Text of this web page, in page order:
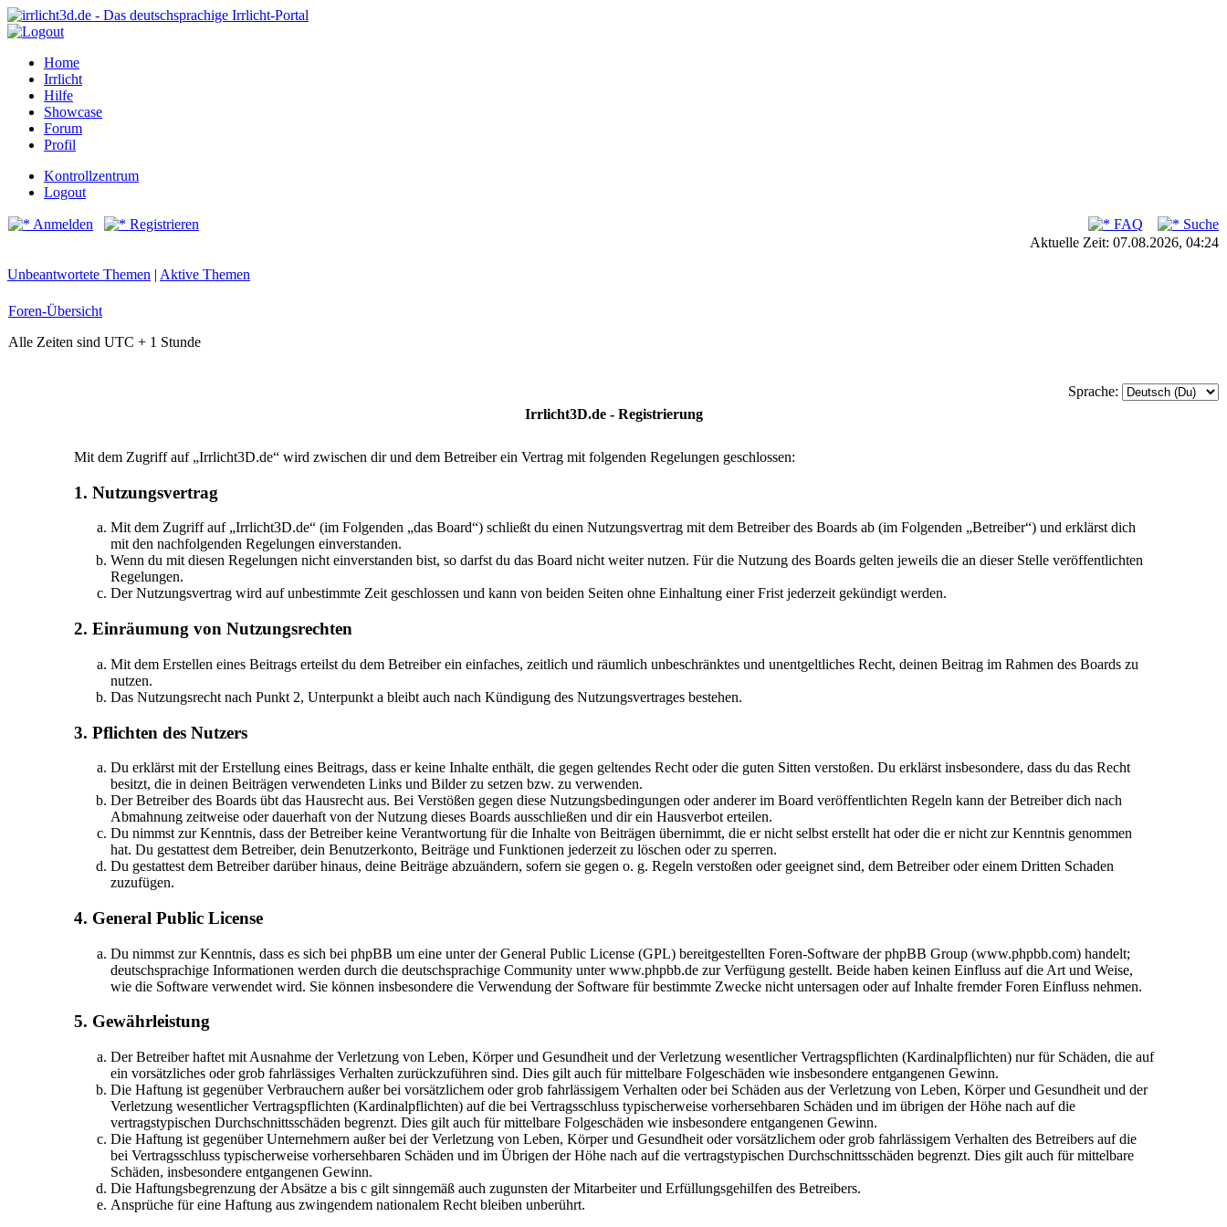
Home
Irrlicht
Hilfe
Showcase
Forum
Profil
Kontrollzentrum
Logout
Anmelden Registrieren FAQ
Suche
Aktuelle Zeit: 07.08.2026, 04:24
Unbeantwortete Themen | Aktive Themen
Foren-Übersicht
Alle Zeiten sind UTC + 1 Stunde
Sprache:
Irrlicht3D.de - Registrierung
Mit dem Zugriff auf „Irrlicht3D.de“ wird zwischen dir und dem Betreiber ein Vertrag mit folgenden Regelungen geschlossen:
1. Nutzungsvertrag
Mit dem Zugriff auf „Irrlicht3D.de“ (im Folgenden „das Board“) schließt du einen Nutzungsvertrag mit dem Betreiber des Boards ab (im Folgenden „Betreiber“) und erklärst dich
mit den nachfolgenden Regelungen einverstanden.
Wenn du mit diesen Regelungen nicht einverstanden bist, so darfst du das Board nicht weiter nutzen. Für die Nutzung des Boards gelten jeweils die an dieser Stelle veröffentlichten
Regelungen.
Der Nutzungsvertrag wird auf unbestimmte Zeit geschlossen und kann von beiden Seiten ohne Einhaltung einer Frist jederzeit gekündigt werden.
2. Einräumung von Nutzungsrechten
Mit dem Erstellen eines Beitrags erteilst du dem Betreiber ein einfaches, zeitlich und räumlich unbeschränktes und unentgeltliches Recht, deinen Beitrag im Rahmen des Boards zu
nutzen.
Das Nutzungsrecht nach Punkt 2, Unterpunkt a bleibt auch nach Kündigung des Nutzungsvertrages bestehen.
3. Pflichten des Nutzers
Du erklärst mit der Erstellung eines Beitrags, dass er keine Inhalte enthält, die gegen geltendes Recht oder die guten Sitten verstoßen. Du erklärst insbesondere, dass du das Recht
besitzt, die in deinen Beiträgen verwendeten Links und Bilder zu setzen bzw. zu verwenden.
Der Betreiber des Boards übt das Hausrecht aus. Bei Verstößen gegen diese Nutzungsbedingungen oder anderer im Board veröffentlichten Regeln kann der Betreiber dich nach
Abmahnung zeitweise oder dauerhaft von der Nutzung dieses Boards ausschließen und dir ein Hausverbot erteilen.
Du nimmst zur Kenntnis, dass der Betreiber keine Verantwortung für die Inhalte von Beiträgen übernimmt, die er nicht selbst erstellt hat oder die er nicht zur Kenntnis genommen
hat. Du gestattest dem Betreiber, dein Benutzerkonto, Beiträge und Funktionen jederzeit zu löschen oder zu sperren.
Du gestattest dem Betreiber darüber hinaus, deine Beiträge abzuändern, sofern sie gegen o. g. Regeln verstoßen oder geeignet sind, dem Betreiber oder einem Dritten Schaden
zuzufügen.
4. General Public License
Du nimmst zur Kenntnis, dass es sich bei phpBB um eine unter der General Public License (GPL) bereitgestellten Foren-Software der phpBB Group (www.phpbb.com) handelt;
deutschsprachige Informationen werden durch die deutschsprachige Community unter www.phpbb.de zur Verfügung gestellt. Beide haben keinen Einfluss auf die Art und Weise,
wie die Software verwendet wird. Sie können insbesondere die Verwendung der Software für bestimmte Zwecke nicht untersagen oder auf Inhalte fremder Foren Einfluss nehmen.
5. Gewährleistung
Der Betreiber haftet mit Ausnahme der Verletzung von Leben, Körper und Gesundheit und der Verletzung wesentlicher Vertragspflichten (Kardinalpflichten) nur für Schäden, die auf
ein vorsätzliches oder grob fahrlässiges Verhalten zurückzuführen sind. Dies gilt auch für mittelbare Folgeschäden wie insbesondere entgangenen Gewinn.
Die Haftung ist gegenüber Verbrauchern außer bei vorsätzlichem oder grob fahrlässigem Verhalten oder bei Schäden aus der Verletzung von Leben, Körper und Gesundheit und der
Verletzung wesentlicher Vertragspflichten (Kardinalpflichten) auf die bei Vertragsschluss typischerweise vorhersehbaren Schäden und im übrigen der Höhe nach auf die
vertragstypischen Durchschnittsschäden begrenzt. Dies gilt auch für mittelbare Folgeschäden wie insbesondere entgangenen Gewinn.
Die Haftung ist gegenüber Unternehmern außer bei der Verletzung von Leben, Körper und Gesundheit oder vorsätzlichem oder grob fahrlässigem Verhalten des Betreibers auf die
bei Vertragsschluss typischerweise vorhersehbaren Schäden und im Übrigen der Höhe nach auf die vertragstypischen Durchschnittsschäden begrenzt. Dies gilt auch für mittelbare
Schäden, insbesondere entgangenen Gewinn.
Die Haftungsbegrenzung der Absätze a bis c gilt sinngemäß auch zugunsten der Mitarbeiter und Erfüllungsgehilfen des Betreibers.
Ansprüche für eine Haftung aus zwingendem nationalem Recht bleiben unberührt.